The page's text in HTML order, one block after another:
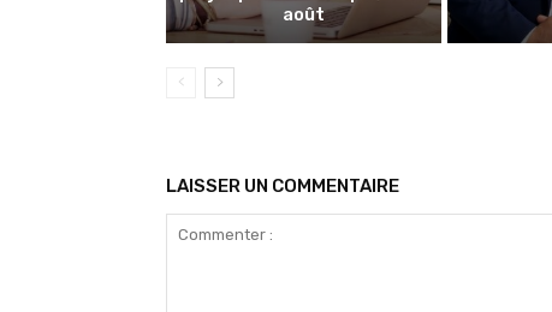
août
LAISSER UN COMMENTAIRE